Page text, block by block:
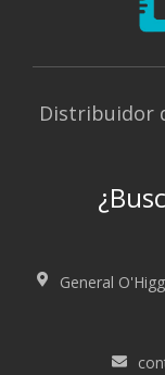
Distribuidor
General